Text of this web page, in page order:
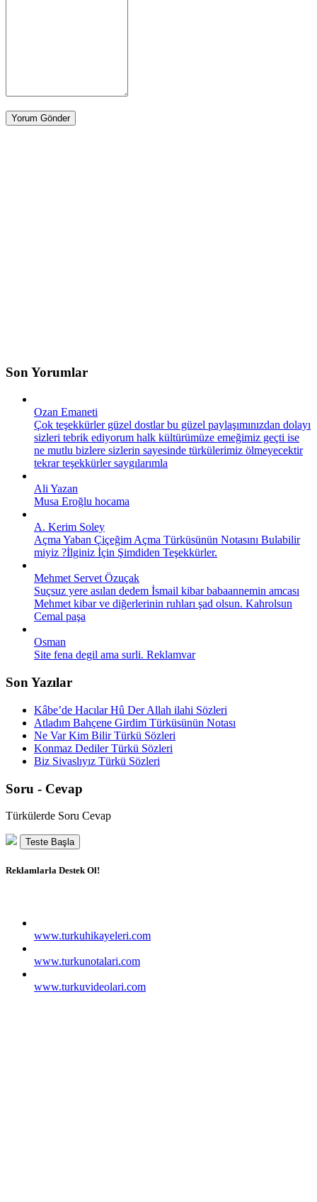
Son Yorumlar
Ozan Emaneti
Çok teşekkürler güzel dostlar bu güzel paylaşımınızdan dolayı
sizleri tebrik ediyorum halk kültürümüze emeğimiz geçti ise
ne mutlu bizlere sizlerin sayesinde türkülerimiz ölmeyecektir
tekrar teşekkürler saygılarımla
Ali Yazan
Musa Eroğlu hocama
A. Kerim Soley
Açma Yaban Çiçeğim Açma Türküsünün Notasını Bulabilir
miyiz ?İlginiz İçin Şimdiden Teşekkürler.
Mehmet Servet Özuçak
Suçsuz yere asılan dedem İsmail kibar babaannemin amcası
Mehmet kibar ve diğerlerinin ruhları şad olsun. Kahrolsun
Cemal paşa
Osman
Site fena degil ama surli. Reklamvar
Son Yazılar
Kâbe’de Hacılar Hû Der Allah ilahi Sözleri
Atladım Bahçene Girdim Türküsünün Notası
Ne Var Kim Bilir Türkü Sözleri
Konmaz Dediler Türkü Sözleri
Biz Sivaslıyız Türkü Sözleri
Soru - Cevap
Türkülerde Soru Cevap
Teste Başla
Reklamlarla Destek Ol!
www.turkuhikayeleri.com
www.turkunotalari.com
www.turkuvideolari.com